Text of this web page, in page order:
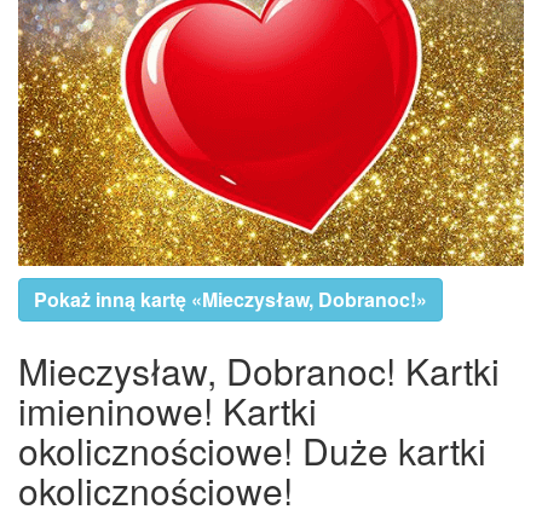
Pokaż inną kartę «Mieczysław, Dobranoc!»
Mieczysław, Dobranoc! Kartki
imieninowe! Kartki
okolicznościowe! Duże kartki
okolicznościowe!